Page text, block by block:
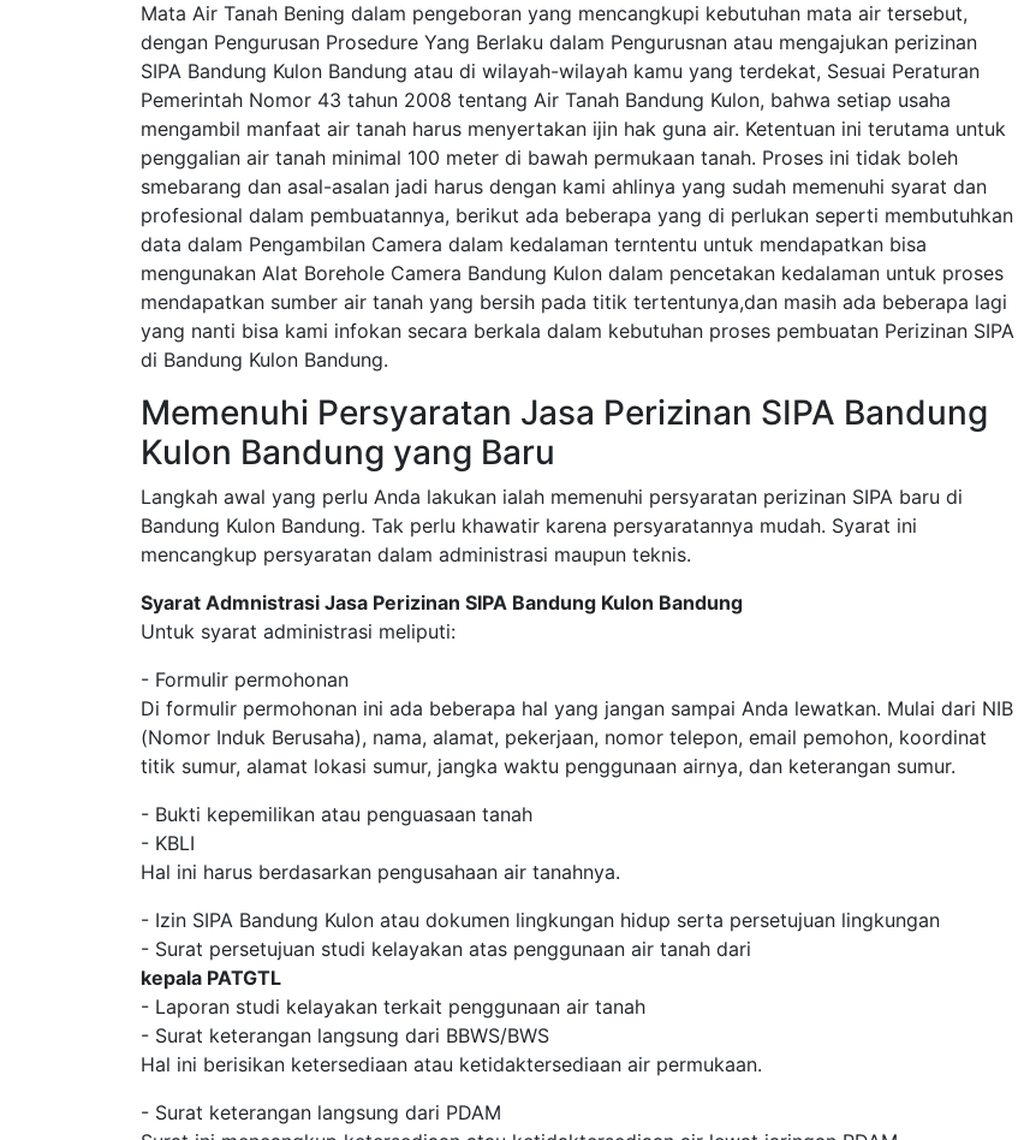
Mata Air Tanah Bening dalam pengeboran yang mencangkupi kebutuhan mata air tersebut,
dengan Pengurusan Prosedure Yang Berlaku dalam Pengurusnan atau mengajukan perizinan
SIPA Bandung Kulon Bandung atau di wilayah-wilayah kamu yang terdekat, Sesuai Peraturan
Pemerintah Nomor 43 tahun 2008 tentang Air Tanah Bandung Kulon, bahwa setiap usaha
mengambil manfaat air tanah harus menyertakan ijin hak guna air. Ketentuan ini terutama untuk
penggalian air tanah minimal 100 meter di bawah permukaan tanah. Proses ini tidak boleh
smebarang dan asal-asalan jadi harus dengan kami ahlinya yang sudah memenuhi syarat dan
profesional dalam pembuatannya, berikut ada beberapa yang di perlukan seperti membutuhkan
data dalam Pengambilan Camera dalam kedalaman terntentu untuk mendapatkan bisa
mengunakan Alat Borehole Camera Bandung Kulon dalam pencetakan kedalaman untuk proses
mendapatkan sumber air tanah yang bersih pada titik tertentunya,dan masih ada beberapa lagi
yang nanti bisa kami infokan secara berkala dalam kebutuhan proses pembuatan Perizinan SIPA
di Bandung Kulon Bandung.
Memenuhi Persyaratan Jasa Perizinan SIPA Bandung
Kulon Bandung yang Baru
Langkah awal yang perlu Anda lakukan ialah memenuhi persyaratan perizinan SIPA baru di
Bandung Kulon Bandung. Tak perlu khawatir karena persyaratannya mudah. Syarat ini
mencangkup persyaratan dalam administrasi maupun teknis.
Syarat Admnistrasi Jasa Perizinan SIPA Bandung Kulon Bandung
Untuk syarat administrasi meliputi:
- Formulir permohonan
Di formulir permohonan ini ada beberapa hal yang jangan sampai Anda lewatkan. Mulai dari NIB
(Nomor Induk Berusaha), nama, alamat, pekerjaan, nomor telepon, email pemohon, koordinat
titik sumur, alamat lokasi sumur, jangka waktu penggunaan airnya, dan keterangan sumur.
- Bukti kepemilikan atau penguasaan tanah
- KBLI
Hal ini harus berdasarkan pengusahaan air tanahnya.
- Izin SIPA Bandung Kulon atau dokumen lingkungan hidup serta persetujuan lingkungan
- Surat persetujuan studi kelayakan atas penggunaan air tanah dari
kepala PATGTL
- Laporan studi kelayakan terkait penggunaan air tanah
- Surat keterangan langsung dari BBWS/BWS
Hal ini berisikan ketersediaan atau ketidaktersediaan air permukaan.
- Surat keterangan langsung dari PDAM